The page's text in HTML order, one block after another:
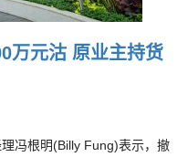
万元沽 原业主持货
冯根明(Billy Fung)表示，撤